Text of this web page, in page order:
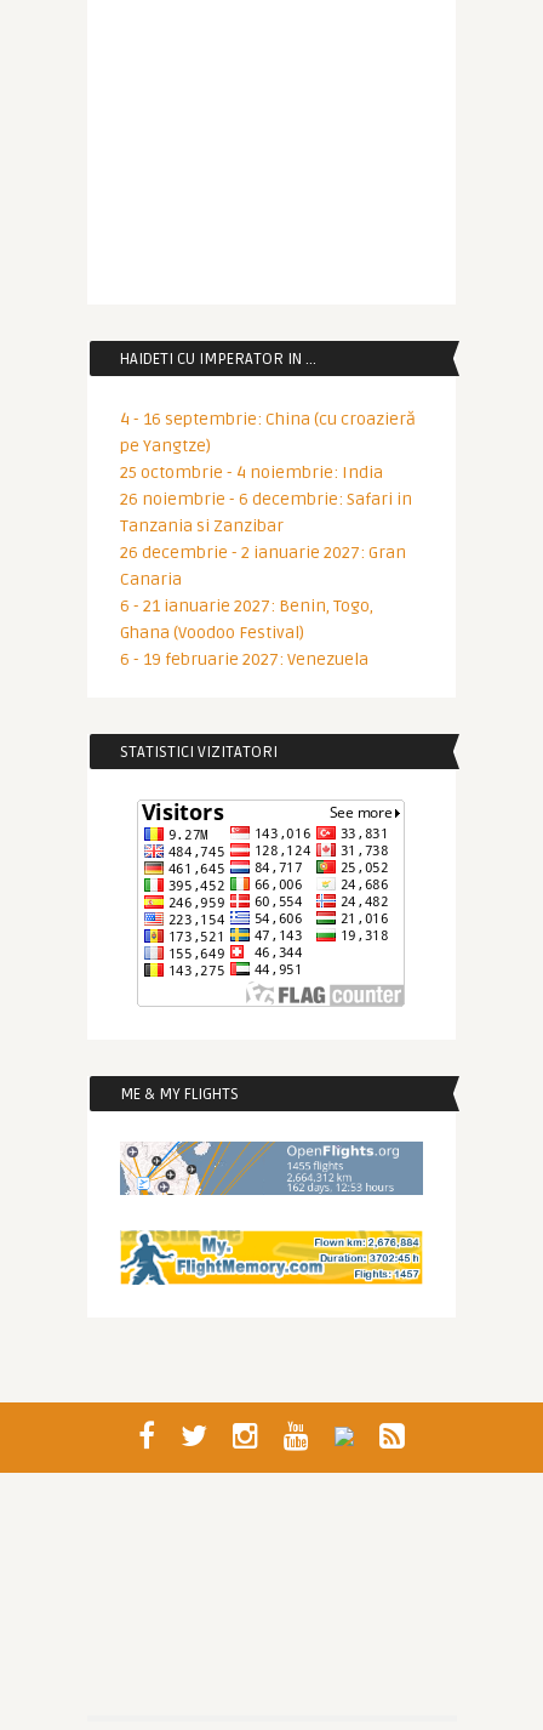
HAIDETI CU IMPERATOR IN …
4 - 16 septembrie: China (cu croazieră
pe Yangtze)
25 octombrie - 4 noiembrie: India
26 noiembrie - 6 decembrie: Safari in
Tanzania si Zanzibar
26 decembrie - 2 ianuarie 2027: Gran
Canaria
6 - 21 ianuarie 2027: Benin, Togo,
Ghana (Voodoo Festival)
6 - 19 februarie 2027: Venezuela
STATISTICI VIZITATORI
ME & MY FLIGHTS